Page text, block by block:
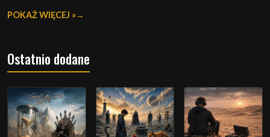
POKAŻ WIĘCEJ »
Ostatnio dodane